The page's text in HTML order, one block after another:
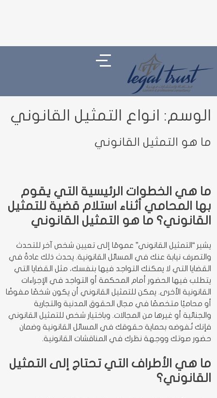
الوسم: انواع التمثيل القانوني
ما هو التمثيل القانوني
ما هي الخطوات الرئيسية التي يقوم
بها المحامي أثناء استلام قضية للتمثيل
القانوني؟ ما هو التمثيل القانوني
يشير “التمثيل القانوني” عمومًا إلى تعيين شخص آخر للتحدث
والتصرف نيابة عنك في المسائل القانونية. يحدث ذلك عادةً في
القضايا التي لا يمكنك التواجد فيها بنفسك، مثل القضايا التي
يتطلب فيها الحضور أمام المحكمة أو التواجد في الإجراءات
القانونية الأخرى. يمكن للتمثيل القانوني أن يكون شخصًا مفوضًا
أو محاميًا متخصصًا في مجال الحقوق المدنية والتجارية
والجنائية أو غيرها من المجالات. وباختيار شخص للتمثيل القانوني
فإنك تُفوضه بحماية حقوقك في المسائل القانونية وضمان
حضور صوتك ووجهة نظرك في المناقشات القانونية.
ما هي الأطراف التي تحتاج إلى التمثيل
القانوني؟